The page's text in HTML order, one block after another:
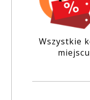
Wszystkie